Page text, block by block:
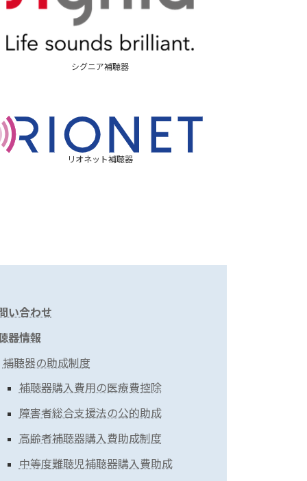
シグニア補聴器
リオネット補聴器
い合わせ
器情報
補聴器の助成制度
補聴器購入費用の医療費控除
障害者総合支援法の公的助成
高齢者補聴器購入費助成制度
中等度難聴児補聴器購入費助成